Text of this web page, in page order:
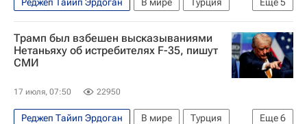
Брюссель
Кипр Евросоюз
БРИКС
ШОС
Трамп был взбешен высказываниями
Нетаньяху об истребителях F-35, пишут
СМИ
17 июля, 07:50 22950
Еще6
Реджеп Тайип Эрдоган В мире
Турция